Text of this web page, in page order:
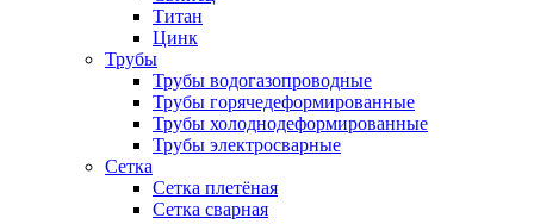
Титан
Цинк
Трубы
Трубы водогазопроводные
Трубы горячедеформированные
Трубы холоднодеформированные
Трубы электросварные
Сетка
Сетка плетёная
Сетка сварная